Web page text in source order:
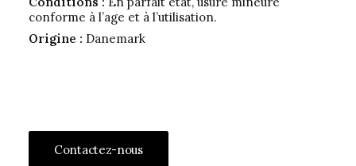
conforme à l’age et à l’utilisation.
Origine : Danemark
Contactez-nous